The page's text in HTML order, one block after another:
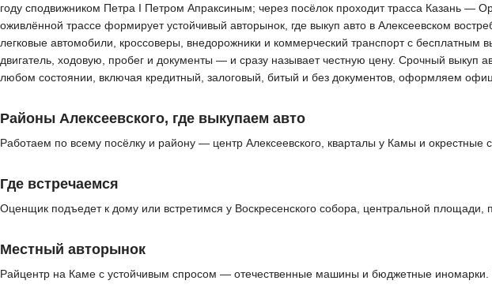
году сподвижником Петра I Петром Апраксиным; через посёлок проходит трасса Казань —
оживлённой трассе формирует устойчивый авторынок, где выкуп авто в Алексеевском
легковые автомобили, кроссоверы, внедорожники и коммерческий транспорт с бесплатным
двигатель, ходовую, пробег и документы — и сразу называет честную цену. Срочный выкуп
любом состоянии, включая кредитный, залоговый, битый и без документов, оформляем
Районы Алексеевского, где выкупаем авто
Работаем по всему посёлку и району — центр Алексеевского, кварталы у Камы и окрестные
Где встречаемся
Оценщик подъедет к дому или встретимся у Воскресенского собора, центральной площади,
Местный авторынок
Райцентр на Каме с устойчивым спросом — отечественные машины и бюджетные иномарки.